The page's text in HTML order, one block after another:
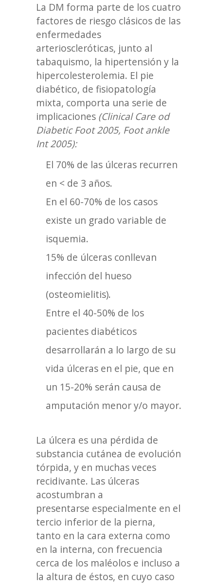
La DM forma parte de los cuatro
factores de riesgo clásicos de las
enfermedades
arterioscleróticas, junto al
tabaquismo, la hipertensión y la
hipercolesterolemia. El pie
diabético, de fisiopatología
mixta, comporta una serie de
implicaciones (Clinical Care od
Diabetic Foot 2005, Foot ankle
Int 2005):
El 70% de las úlceras recurren
en < de 3 años.
En el 60-70% de los casos
existe un grado variable de
isquemia.
15% de úlceras conllevan
infección del hueso
(osteomielitis).
Entre el 40-50% de los
pacientes diabéticos
desarrollarán a lo largo de su
vida úlceras en el pie, que en
un 15-20% serán causa de
amputación menor y/o mayor.
La úlcera es una pérdida de
substancia cutánea de evolución
tórpida, y en muchas veces
recidivante. Las úlceras
acostumbran a
presentarse especialmente en el
tercio inferior de la pierna,
tanto en la cara externa como
en la interna, con frecuencia
cerca de los maléolos e incluso a
la altura de éstos, en cuyo caso